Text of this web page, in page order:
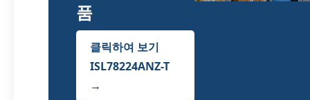
품
클릭하여 보기
ISL78224ANZ-T
→